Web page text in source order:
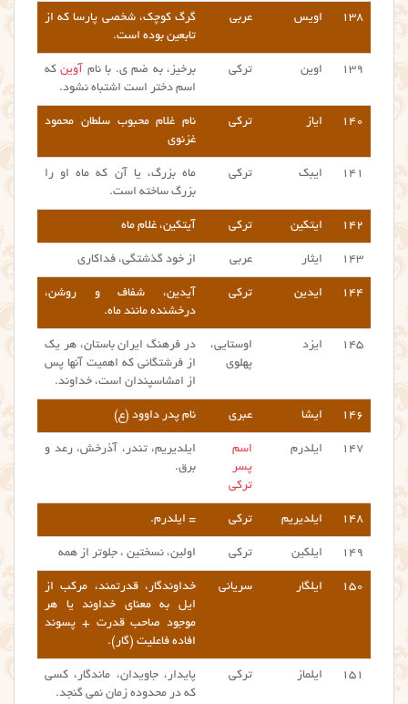
۱۳۸ اویس عربی
گرگ کوچک، شخصی پارسا که از
تابعین بوده است.
۱۳۹ اوین ترکی برخیز، به ضم ی. با نام آوینکه
اسم دختر است اشتباه نشود.
۱۴۰ ایاز ترکی
نام غلام محبوب سلطان محمود
غزنوی
۱۴۱ ایبک ترکی
ماه بزرگ، یا آن که ماه او را
بزرگ ساخته است.
۱۴۲ ایتکین ترکی آیتکین، غلام ماه
۱۴۳ ایثار عربی از خود گذشتگی، فداکاری
۱۴۴ ایدین ترکی
آیدین، شفاف و روشن،
درخشنده مانند ماه.
۱۴۵ ایزد
اوستایی،
پهلوی
در فرهنگ ایران باستان، هر یک
از فرشتگانی که اهمیت آنها پس
از امشاسپندان است، خداوند.
۱۴۶ ایشا عبری نام پدر داوود (ع)
۱۴۷ ایلدرم
اسم
پسر
ترکی
ایلدیریم، تندر، آذرخش، رعد و
برق.
۱۴۸ ایلدیریم ترکی = ایلدرم.
۱۴۹ ایلکین ترکی اولین، نسختین ، جلوتر از همه
۱۵۰ ایلگار سریانی
خداوندگار، قدرتمند، مرکب از
ایل به معنای خداوند یا هر
موجود صاحب قدرت + پسوند
افاده فاعلیت (گار).
۱۵۱ ایلماز ترکی
پایدار، جاویدان، ماندگار، کسی
که در محدوده زمان نمی گنجد.